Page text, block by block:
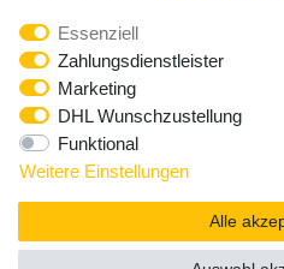
widerrufen.**
** Hierbei
Essenziell
Zahlungsdienstleister
Marketing
DHL Wunschzustellung
Funktional
Weitere Einstellungen
Alle